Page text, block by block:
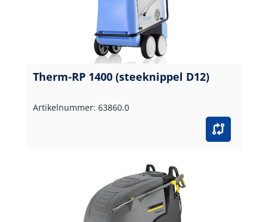
Therm-RP 1400 (steeknippel D12)
Artikelnummer: 63860.0